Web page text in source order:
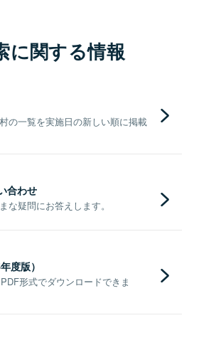
に関する情報
の一覧を実施日の新しい順に掲載
合わせ
な疑問にお答えします。
度版）
形式でダウンロードできま